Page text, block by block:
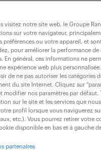
chr paris idf (f/
(94) CDI
au Directeur
l'équipe
sur...
visitez notre site web, le Groupe
sur votre navigateur,
préférences ou votre appareil, et
pour améliorer la performance
En général, ces informations ne
expérience web plus
de ne pas autoriser les catégories
du site Internet. Cliquez sur
modifier nos paramètres par
sur le site et les services que
profil lorsque vous naviguerez
etc.). Vous pourrez retirer votre
disponible en bas et à gauche
partenaires